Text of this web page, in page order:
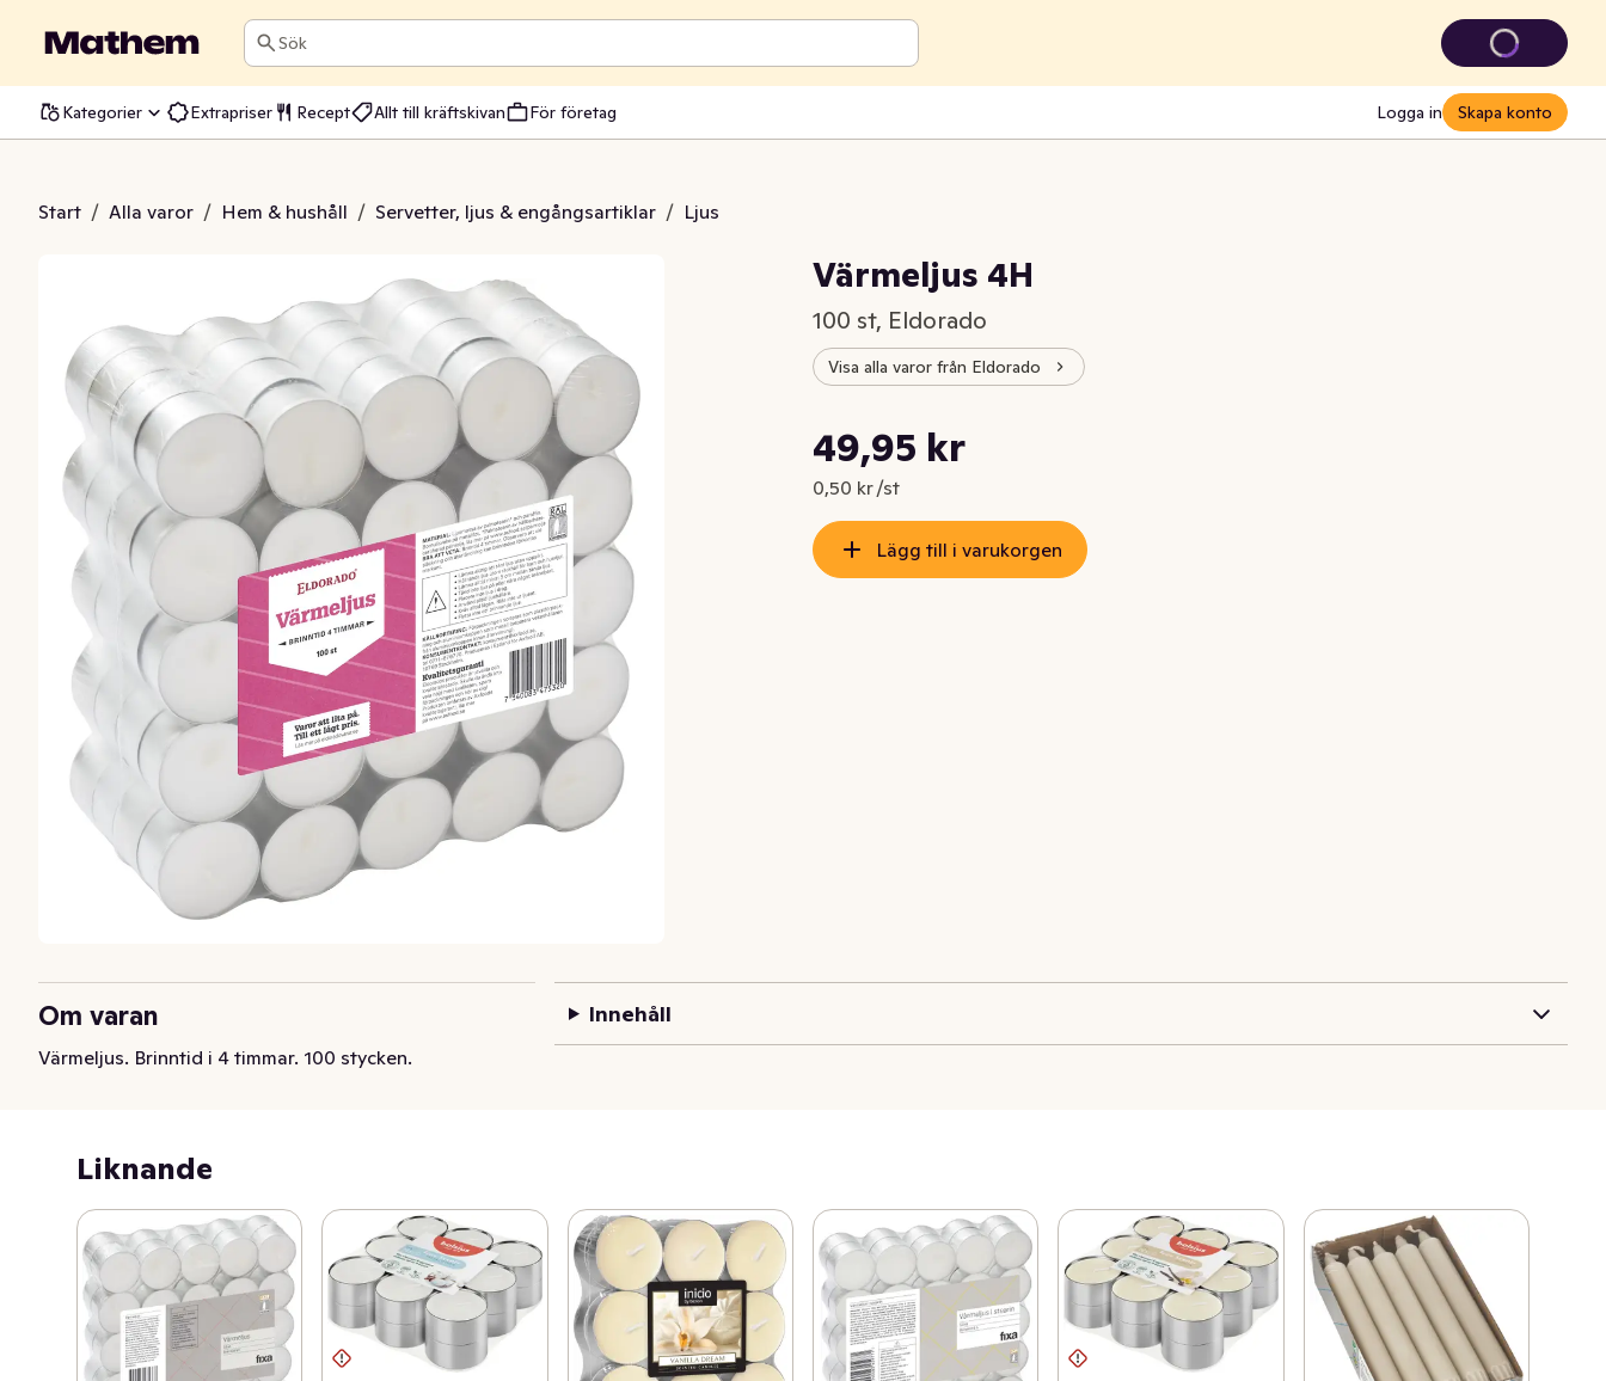
Sök
Kategorier Extrapriser Recept Allt till kräftskivan För företag Logga in Skapa konto
Start / Alla varor / Hem & hushåll / Servetter, ljus & engångsartiklar / Ljus
4H
Värmeljus 4H
100 st, Eldorado
Visa alla varor från Eldorado
Nuvarande pris är: 49,95 kr
49,95 kr
0,50 kr /st
Styckpris: 0,50 kr /st
Lägg till i varukorgen
Om varan
Värmeljus. Brinntid i 4 timmar. 100 stycken.
Innehåll
Liknande